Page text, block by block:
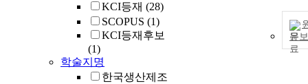
KCI등재 (28)
SCOPUS (1)
KCI등재후보
(1)
학술지명
한국생산제조
문